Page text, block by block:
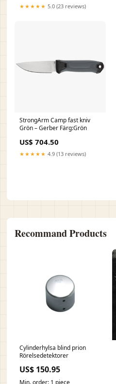
★★★★★ 5.0 (23 reviews)
StrongArm Camp fast kniv
Grön – Gerber Färg:Grön
US$ 704.50
★★★★★ 4.9 (13 reviews)
Recommand Products
Cylinderhylsa blind prion
Rörelsedetektorer
US$ 150.95
Min. order: 1 piece